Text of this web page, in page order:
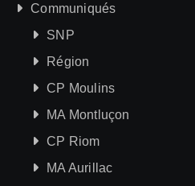
Communiqués
SNP
Région
CP Moulins
MA Montluçon
CP Riom
MA Aurillac